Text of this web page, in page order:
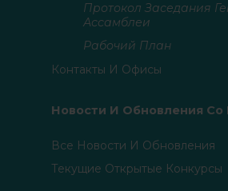
Протокол Заседания
Ассамблеи
Рабочий План
Контакты И Офисы
Новости И Обновления Со
Все Новости И Обновления
Текущие Открытые Конкурсы